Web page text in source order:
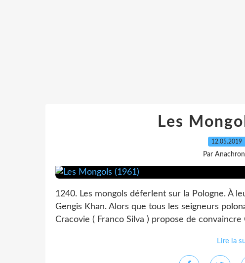
Les
12.05.2019
Par
1240. Les mongols déferlent sur la Pologne. À
Gengis Khan. Alors que tous les seigneurs
Cracovie ( Franco Silva ) propose de convaincre
Lire la